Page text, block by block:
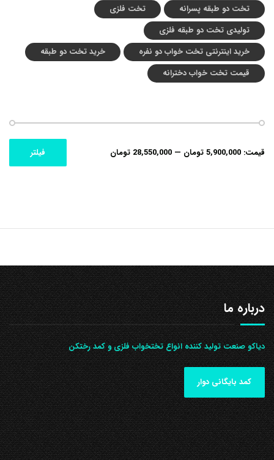
تخت دو طبقه پسرانه
تخت فلزی
تولیدی تخت دو طبقه فلزی
خرید اینترنتی تخت خواب دو نفره
خرید تخت دو طبقه
قیمت تخت خواب دخترانه
حداقل
حداکثر
فیلتر قیمت: 5,900,000 تومان — 28,550,000 تومان
درباره ما
دیاکو صنعت تولید کننده انواع تختخواب فلزی و کمد رختکن
کمد بایگانی دوار